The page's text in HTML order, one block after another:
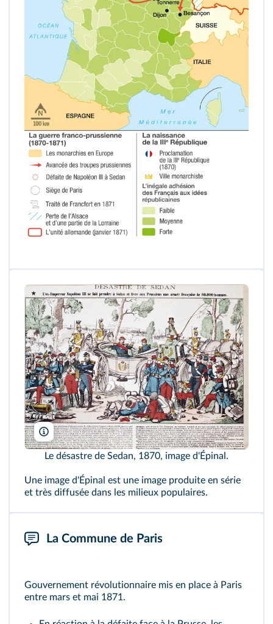
L. Ricciarini/Leemage
Le désastre de Sedan, 1870, image d'Épinal.
Une image d'Épinal est une image produite en série
et très diffusée dans les milieux populaires.
La Commune de Paris
Gouvernement révolutionnaire mis en place à Paris
entre mars et mai 1871.